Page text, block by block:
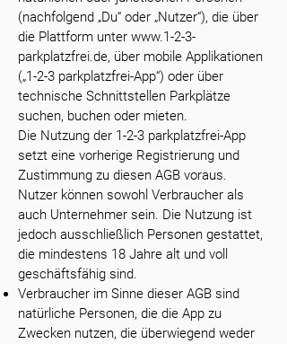
(nachfolgend „Du“ oder „Nutzer“), die über
die Plattform unter www.1-2-3-
parkplatzfrei.de, über mobile Applikationen
(„1-2-3 parkplatzfrei-App“) oder über
technische Schnittstellen Parkplätze
suchen, buchen oder mieten.
Die Nutzung der 1-2-3 parkplatzfrei-App
setzt eine vorherige Registrierung und
Zustimmung zu diesen AGB voraus.
Nutzer können sowohl Verbraucher als
auch Unternehmer sein. Die Nutzung ist
jedoch ausschließlich Personen gestattet,
die mindestens 18 Jahre alt und voll
geschäftsfähig sind.
Verbraucher im Sinne dieser AGB sind
natürliche Personen, die die App zu
Zwecken nutzen, die überwiegend weder